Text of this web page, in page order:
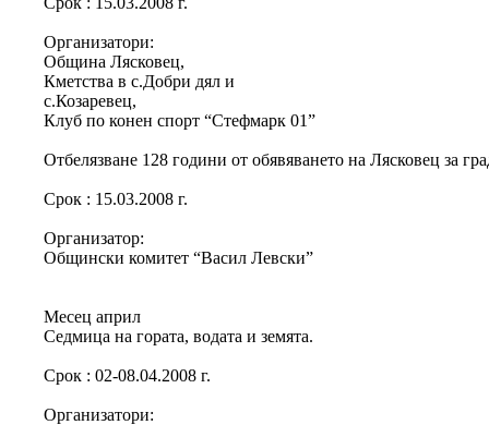
Организатори:
Община Лясковец,
Кметства в с.Добри дял и
с.Козаревец,
Клуб по конен спорт “Стефмарк 01”
Отбелязване 128 години от обявяването на Лясковец за
Срок : 15.03.2008 г.
Организатор:
Общински комитет “Васил Левски”
Месец април
Седмица на гората, водата и земята.
Срок : 02-08.04.2008 г.
Организатори: